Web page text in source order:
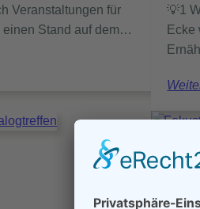
Veranstaltungen für
einen Stand auf dem…
💡1
Ecke